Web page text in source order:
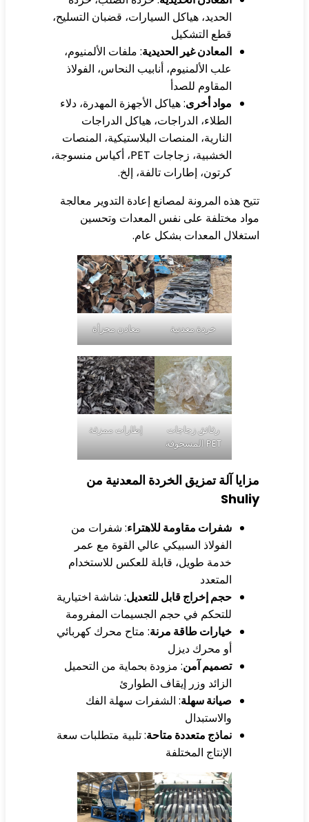
الحديد، هياكل السيارات، قضبان التسليح،
قطع التشكيل
المعادن غير الحديدية: ملفات الألمنيوم،
علب الألمنيوم، أنابيب النحاس، الفولاذ
المقاوم للصدأ
مواد أخرى: هياكل الأجهزة المهدرة، دلاء
الطلاء، الدراجات، هياكل الدراجات
النارية، المنصات البلاستيكية، المنصات
الخشبية، زجاجات PET، أكياس منسوجة،
كرتون، إطارات تالفة، إلخ.
هذه المرونة لمصانع إعادة التدوير معالجة
مختلفة على نفس المعدات وتحسين
المعدات بشكل عام.
خردة معدنية معادن مجزأة
إطارات ممزقة
آلة تمزيق الخردة المعدنية من
شفرات مقاومة للاهتراء: شفرات من
الفولاذ السبيكي عالي القوة مع عمر
خدمة طويل، قابلة للعكس للاستخدام
حجم إخراج قابل للتعديل: شاشة اختيارية
للتحكم في حجم الجسيمات المفرومة
خيارات طاقة مرنة: متاح محرك كهربائي
أو محرك ديزل
تصميم آمن : مزودة بحماية من التحميل
الزائد وزر إيقاف الطوارئ
صيانة سهلة : الشفرات سهلة الفك
نماذج متعددة متاحة: تلبية متطلبات سعة
الإنتاج المختلفة